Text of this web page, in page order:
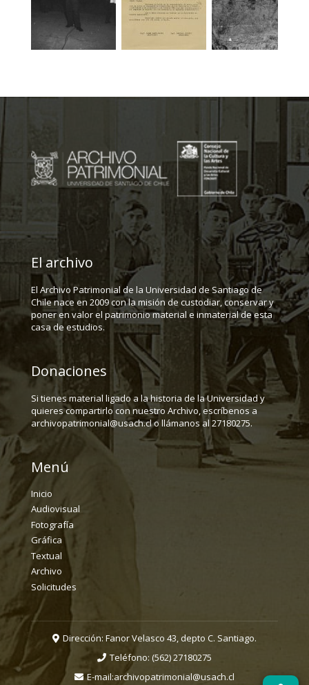
El archivo
El Archivo Patrimonial de la Universidad de Santiago de
Chile nace en 2009 con la misión de custodiar, conservar y
poner en valor el patrimonio material e inmaterial de esta
casa de estudios.
Donaciones
Si tienes material ligado a la historia de la Universidad y
quieres compartirlo con nuestro Archivo, escríbenos a
archivopatrimonial@usach.cl o llámanos al 27180275.
Menú
Inicio
Audiovisual
Fotografía
Gráfica
Textual
Archivo
Solicitudes
Dirección: Fanor Velasco 43, depto C. Santiago.
Teléfono: (562) 27180275
E-mail:archivopatrimonial@usach.cl